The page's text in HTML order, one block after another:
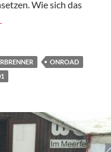
Wie sich das
1/10
ONROAD